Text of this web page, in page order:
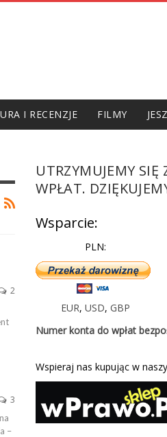
I RECENZJE FILMY
2
3
–
UTRZYMUJEMY SIĘ
WPŁAT.
Wsparcie:
PLN:
EUR,USD,GBP
Numer konta do wpłat
Wspieraj nas kupując w